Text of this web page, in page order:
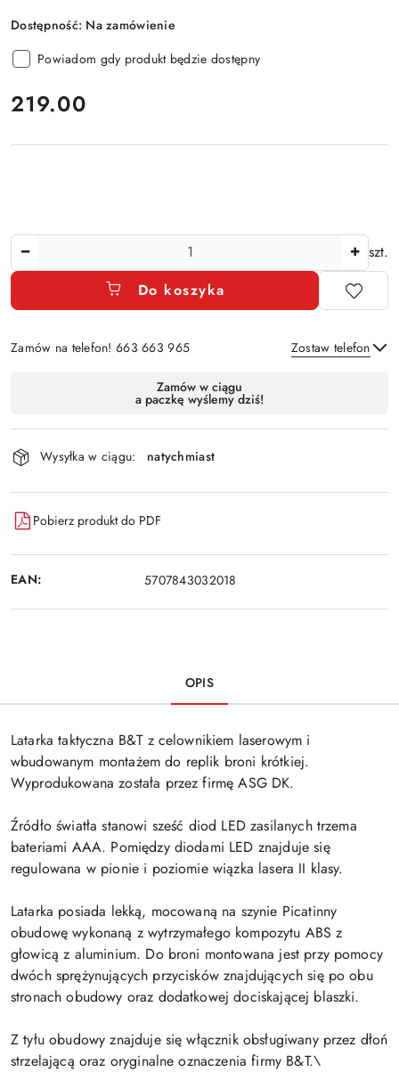
Dostępność: Na zamówienie
Powiadom gdy produkt będzie dostępny
cena:
219.00
szt.
Do koszyka
Zamów na telefon! 663 663 965 Zostaw telefon
Wyślij
dostawa
Zamów w ciągu
a paczkę wyślemy dziś!
Wysyłka w ciągu: natychmiast
Pobierz produkt do PDF
EAN: 5707843032018
OPIS
Latarka taktyczna B&T z celownikiem laserowym i
wbudowanym montażem do replik broni krótkiej.
Wyprodukowana została przez firmę ASG DK.
Źródło światła stanowi sześć diod LED zasilanych trzema
bateriami AAA. Pomiędzy diodami LED znajduje się
regulowana w pionie i poziomie wiązka lasera II klasy.
Latarka posiada lekką, mocowaną na szynie Picatinny
obudowę wykonaną z wytrzymałego kompozytu ABS z
głowicą z aluminium. Do broni montowana jest przy pomocy
dwóch sprężynujących przycisków znajdujących się po obu
stronach obudowy oraz dodatkowej dociskającej blaszki.
Z tyłu obudowy znajduje się włącznik obsługiwany przez dłoń
strzelającą oraz oryginalne oznaczenia firmy B&T.\